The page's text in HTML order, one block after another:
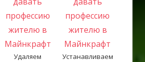
Удаляем
Устанавливаем